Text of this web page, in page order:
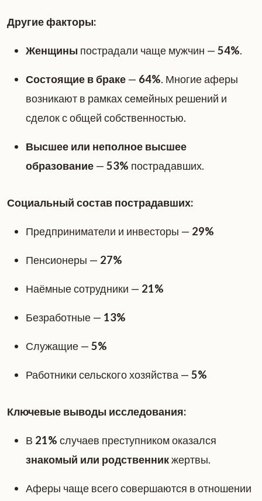
Другие факторы:
Женщины пострадали чаще мужчин — 54%.
Состоящие в браке — 64%. Многие аферы
возникают в рамках семейных решений и
сделок с общей собственностью.
Высшее или неполное высшее
образование — 53% пострадавших.
Социальный состав пострадавших:
Предприниматели и инвесторы — 29%
Пенсионеры — 27%
Наёмные сотрудники — 21%
Безработные — 13%
Служащие — 5%
Работники сельского хозяйства — 5%
Ключевые выводы исследования:
В 21% случаев преступником оказался
знакомый или родственникжертвы.
Аферы чаще всего совершаются в отношении